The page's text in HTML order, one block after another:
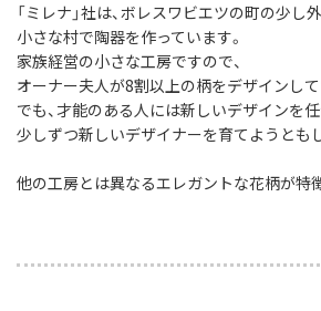
「ミレナ」社は、ボレスワビエツの町の少し
小さな村で陶器を作っています。
家族経営の小さな工房ですので、
オーナー夫人が8割以上の柄をデザインして
でも、才能のある人には新しいデザインを任
少しずつ新しいデザイナーを育てようとも
他の工房とは異なるエレガントな花柄が特